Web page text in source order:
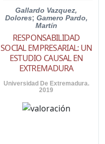
Gallardo Vazquez,
Dolores; Gamero Pardo,
Martín
RESPONSABILIDAD
SOCIAL EMPRESARIAL: UN
ESTUDIO CAUSAL EN
EXTREMADURA
Universidad De Extremadura.
2019